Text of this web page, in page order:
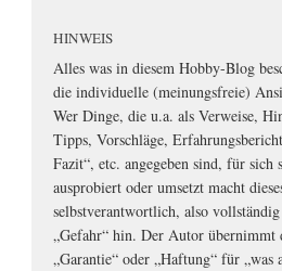
HINWEIS
Alles was in diesem Hobby-Blog
die individuelle (meinungsfreie)
Wer Dinge, die u.a. als Verweise,
Tipps, Vorschläge,
Fazit“, etc. angegeben sind, für sich
ausprobiert oder umsetzt macht
selbstverantwortlich, also
„Gefahr“ hin. Der Autor übernimmt
„Garantie“ oder „Haftung“ für „was